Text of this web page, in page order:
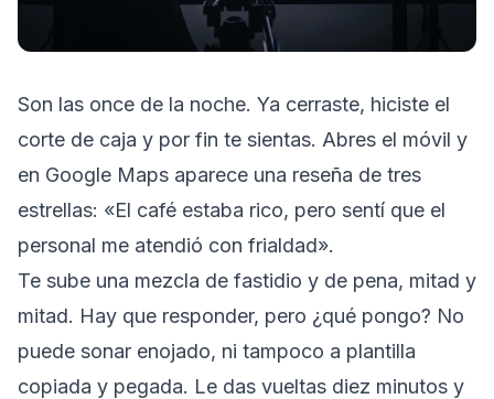
Son las once de la noche. Ya cerraste, hiciste el
corte de caja y por fin te sientas. Abres el móvil y
en Google Maps aparece una reseña de tres
estrellas: «El café estaba rico, pero sentí que el
personal me atendió con frialdad».
Te sube una mezcla de fastidio y de pena, mitad y
mitad. Hay que responder, pero ¿qué pongo? No
puede sonar enojado, ni tampoco a plantilla
copiada y pegada. Le das vueltas diez minutos y